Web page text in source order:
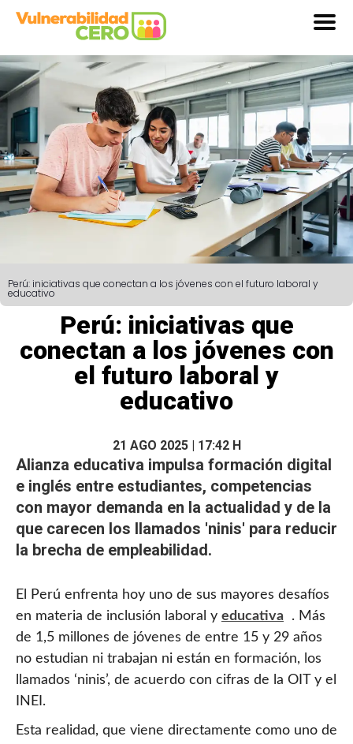
Perú: iniciativas que conectan a los jóvenes con el futuro laboral y
educativo
Perú: iniciativas que
conectan a los jóvenes con
el futuro laboral y
educativo
21 AGO 2025 | 17:42 H
Alianza educativa impulsa formación digital
e inglés entre estudiantes, competencias
con mayor demanda en la actualidad y de la
que carecen los llamados 'ninis' para reducir
la brecha de empleabilidad.
El Perú enfrenta hoy uno de sus mayores desafíos
en materia de inclusión laboral y educativa
. Más
de 1,5 millones de jóvenes de entre 15 y 29 años
no estudian ni trabajan ni están en formación, los
llamados ‘ninis’, de acuerdo con cifras de la OIT y el
INEI.
Esta realidad, que viene directamente como uno de